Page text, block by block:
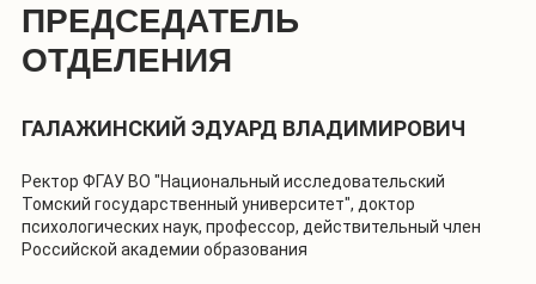
ПРЕДСЕДАТЕЛЬ
ОТДЕЛЕНИЯ
ГАЛАЖИНСКИЙ ЭДУАРД ВЛАДИМИРОВИЧ
Ректор ФГАУ ВО "Национальный исследовательский
Томский государственный университет", доктор
психологических наук, профессор, действительный член
Российской академии образования